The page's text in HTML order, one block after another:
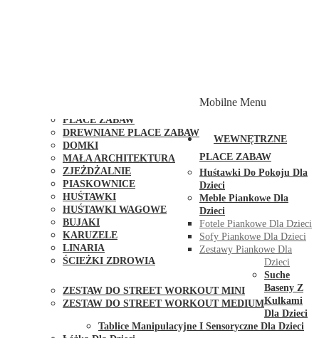
PLACE ZABAW
DREWNIANE PLACE ZABAW
DOMKI
MAŁA ARCHITEKTURA
ZJEŻDŻALNIE
PIASKOWNICE
HUŚTAWKI
HUŚTAWKI WAGOWE
BUJAKI
KARUZELE
LINARIA
ŚCIEŻKI ZDROWIA
ZESTAW DO STREET WORKOUT MINI
ZESTAW DO STREET WORKOUT MEDIUM
Mobilne Menu
WEWNĘTRZNE
PLACE ZABAW
Huśtawki Do Pokoju Dla
Dzieci
Meble Piankowe Dla
Dzieci
Fotele Piankowe Dla Dzieci
Sofy Piankowe Dla Dzieci
Zestawy Piankowe Dla
Dzieci
Suche
Baseny Z
Kulkami
Dla Dzieci
Tablice Manipulacyjne I Sensoryczne Dla Dzieci